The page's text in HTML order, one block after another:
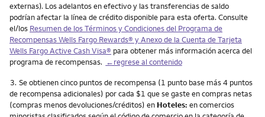
externas). Los adelantos en efectivo y las transferencias de saldo
podrían afectar la línea de crédito disponible para esta oferta. Consulte
el/los Resumen de los Términos y Condiciones del Programa de
RecompensasWells Fargo Rewards® y Anexo de la Cuenta de Tarjeta
Wells Fargo Active Cash Visa® para obtener más información acerca del
programa de recompensas. ←regrese al contenido
Nota
3. Se obtienen cinco puntos de recompensa (1 punto base más 4 puntos
de recompensa adicionales) por cada $1 que se gaste en compras netas
(compras menos devoluciones/créditos) en Hoteles: en comercios